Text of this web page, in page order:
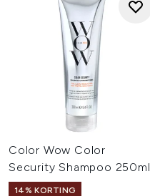
Color Wow Color
Security Shampoo 250ml
14% KORTING